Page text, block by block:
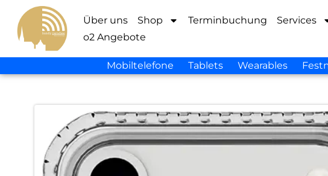
Über uns Shop Terminbuchung Services
o2 Angebote
Mobiltelefone Tablets Wearables